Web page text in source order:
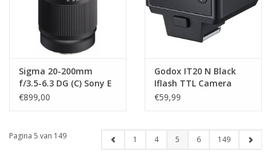
Sigma 20-200mm
f/3.5-6.3 DG (C) Sony E
€899,00
Godox IT20 N Black
Iflash TTL Camera
Flash For Nikon
€59,99
Pagina 5 van 149 1 4 5 6 149